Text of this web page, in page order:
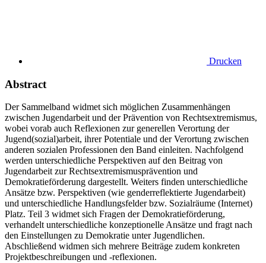
Drucken
Abstract
Der Sammelband widmet sich möglichen Zusammenhängen
zwischen Jugendarbeit und der Prävention von Rechtsextremismus,
wobei vorab auch Reflexionen zur generellen Verortung der
Jugend(sozial)arbeit, ihrer Potentiale und der Verortung zwischen
anderen sozialen Professionen den Band einleiten. Nachfolgend
werden unterschiedliche Perspektiven auf den Beitrag von
Jugendarbeit zur Rechtsextremismusprävention und
Demokratieförderung dargestellt. Weiters finden unterschiedliche
Ansätze bzw. Perspektiven (wie genderreflektierte Jugendarbeit)
und unterschiedliche Handlungsfelder bzw. Sozialräume (Internet)
Platz. Teil 3 widmet sich Fragen der Demokratieförderung,
verhandelt unterschiedliche konzeptionelle Ansätze und fragt nach
den Einstellungen zu Demokratie unter Jugendlichen.
Abschließend widmen sich mehrere Beiträge zudem konkreten
Projektbeschreibungen und -reflexionen.